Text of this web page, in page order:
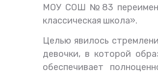
МОУ СОШ №83
классическая школа».
Целью явилось
девочки, в которой
обеспечивает